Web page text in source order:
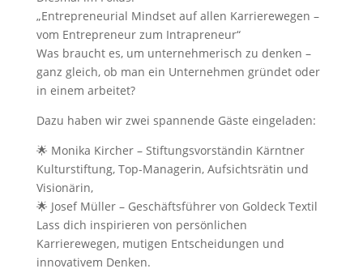
„Entrepreneurial Mindset auf allen Karrierewegen –
vom Entrepreneur zum Intrapreneur“
Was braucht es, um unternehmerisch zu denken –
ganz gleich, ob man ein Unternehmen gründet oder
in einem arbeitet?
Dazu haben wir zwei spannende Gäste eingeladen:
🌟 Monika Kircher – Stiftungsvorständin Kärntner
Kulturstiftung, Top-Managerin, Aufsichtsrätin und
Visionärin,
🌟 Josef Müller – Geschäftsführer von Goldeck Textil
Lass dich inspirieren von persönlichen
Karrierewegen, mutigen Entscheidungen und
innovativem Denken.